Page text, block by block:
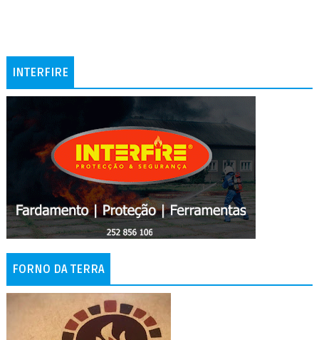
INTERFIRE
FORNO DA TERRA